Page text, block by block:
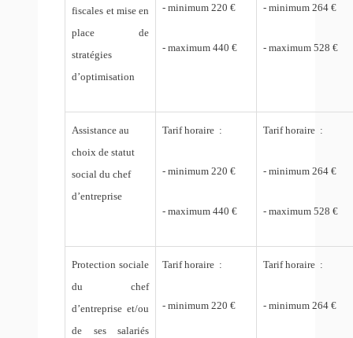
fiscales et mise en
place de
stratégies
d’optimisation
- minimum 220 €
- maximum 440 €
- minimum 264 €
- maximum 528 €
Assistance au
choix de statut
social du chef
d’entreprise
Tarif horaire :
- minimum 220 €
- maximum 440 €
Tarif horaire :
- minimum 264 €
- maximum 528 €
Protection sociale
du chef
d’entreprise et/ou
de ses salariés
Tarif horaire :
- minimum 220 €
Tarif horaire :
- minimum 264 €